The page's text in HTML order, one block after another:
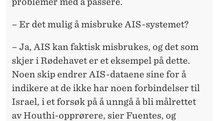
– Er det mulig å misbruke AIS-systemet?
– Ja, AIS kan faktisk misbrukes, og det som
skjer i Rødehavet er et eksempel på dette.
Noen skip endrer AIS-dataene sine for å
indikere at de ikke har noen forbindelser til
Israel, i et forsøk på å unngå å bli målrettet
av Houthi-opprørere, sier Fuentes, og